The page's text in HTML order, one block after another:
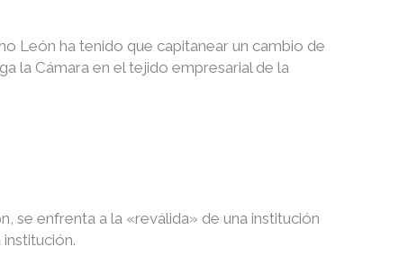
León ha tenido que capitanear un cambio de
la Cámara en el tejido empresarial de la
se enfrenta a la «reválida» de una institución